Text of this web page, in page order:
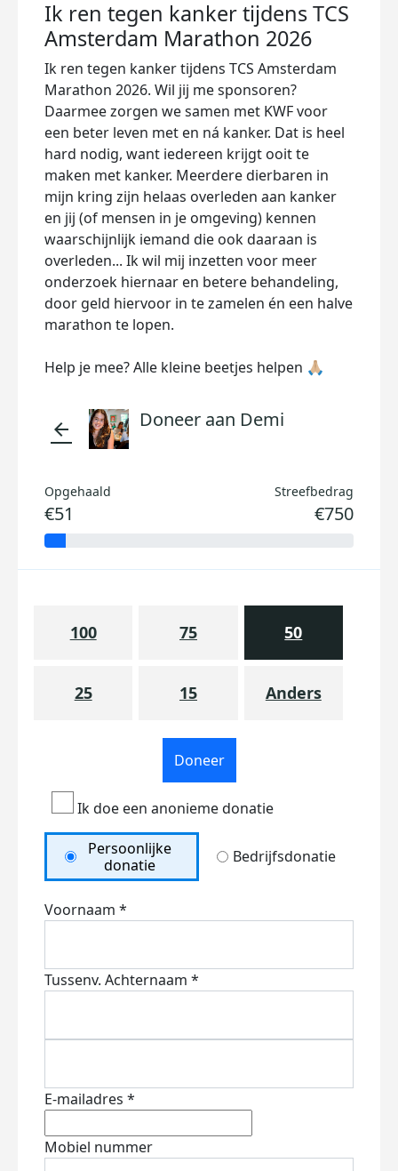
Ik ren tegen kanker tijdens TCS
Amsterdam Marathon 2026
Ik ren tegen kanker tijdens TCS Amsterdam
Marathon 2026. Wil jij me sponsoren?
Daarmee zorgen we samen met KWF voor
een beter leven met en ná kanker. Dat is heel
hard nodig, want iedereen krijgt ooit te
maken met kanker. Meerdere dierbaren in
mijn kring zijn helaas overleden aan kanker
en jij (of mensen in je omgeving) kennen
waarschijnlijk iemand die ook daaraan is
overleden... Ik wil mij inzetten voor meer
onderzoek hiernaar en betere behandeling,
door geld hiervoor in te zamelen én een halve
marathon te lopen.
Help je mee? Alle kleine beetjes helpen 🙏🏼
arrow_back Doneer aan Demi
Opgehaald
€51
Streefbedrag
€750
100 75 50
25 15 Anders
Doneer
Ik doe een anonieme donatie
Persoonlijke
donatie
Bedrijfsdonatie
Voornaam *
Tussenv. Achternaam *
E-mailadres *
Mobiel nummer